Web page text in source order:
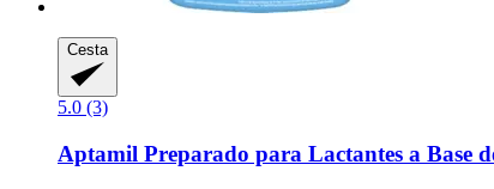
Cesta
5.0 (3)
Aptamil Preparado para Lactantes a Base